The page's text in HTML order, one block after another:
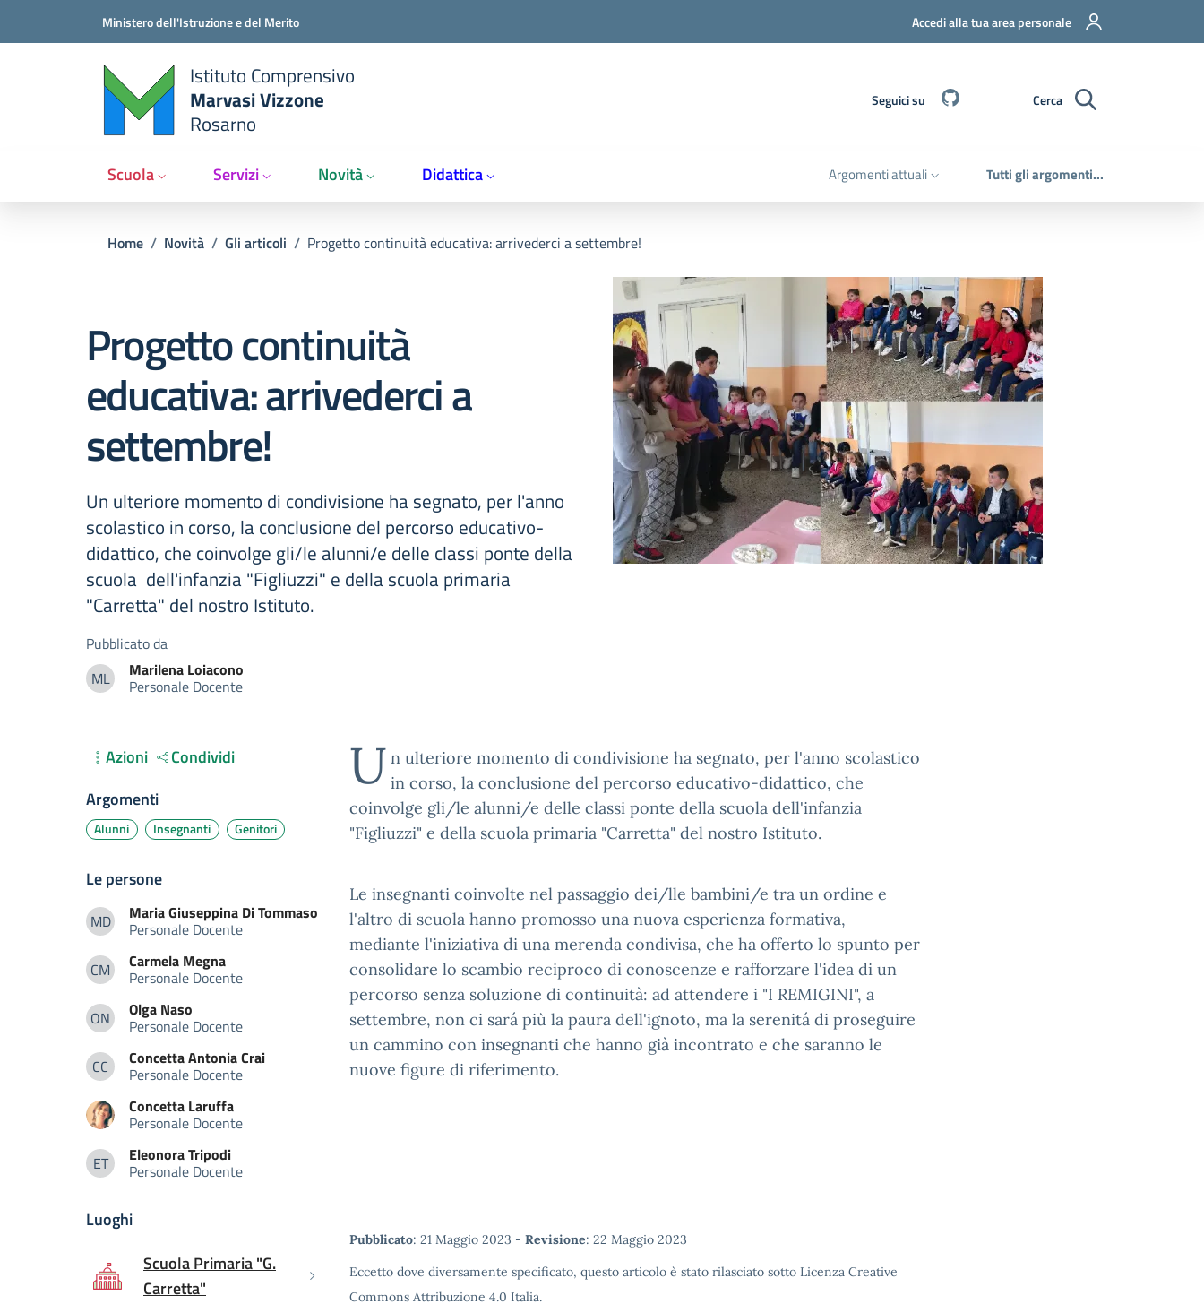
Ministero dell'Istruzione e del Merito Accedi alla tua area personale
Istituto Comprensivo
Marvasi Vizzone
Rosarno
Seguici su Cerca
Scuola Servizi Novità Didattica Argomenti attuali Tutti gli argomenti...
Briciole di pane
Home / Novità / Gli articoli / Progetto continuità educativa: arrivederci a settembre!
Progetto continuità
educativa: arrivederci a
settembre!
Un ulteriore momento di condivisione ha segnato, per l'anno
scolastico in corso, la conclusione del percorso educativo-
didattico, che coinvolge gli/le alunni/e delle classi ponte della
scuola dell'infanzia "Figliuzzi" e della scuola primaria
"Carretta" del nostro Istituto.
Pubblicato da
ML
Marilena Loiacono
Marilena Loiacono
Personale Docente
U n ulteriore momento di condivisione ha segnato, per l'anno scolastico
in corso, la conclusione del percorso educativo-didattico, che
coinvolge gli/le alunni/e delle classi ponte della scuola dell'infanzia
"Figliuzzi" e della scuola primaria "Carretta" del nostro Istituto.
Le insegnanti coinvolte nel passaggio dei/lle bambini/e tra un ordine e
l'altro di scuola hanno promosso una nuova esperienza formativa,
mediante l'iniziativa di una merenda condivisa, che ha offerto lo spunto per
consolidare lo scambio reciproco di conoscenze e rafforzare l'idea di un
percorso senza soluzione di continuità: ad attendere i "I REMIGINI", a
settembre, non ci sará più la paura dell'ignoto, ma la serenitá di proseguire
un cammino con insegnanti che hanno già incontrato e che saranno le
nuove figure di riferimento.
Metadata
Pubblicato: 21 Maggio 2023 - Revisione: 22 Maggio 2023
Eccetto dove diversamente specificato, questo articolo è stato rilasciato sotto Licenza Creative
Commons Attribuzione 4.0 Italia.
Azioni
Condividi
Argomenti
Alunni Insegnanti Genitori
Le persone
MD
Maria Giuseppina Di Tommaso
Maria Giuseppina Di Tommaso
Personale Docente
CMCarmela Megna
Carmela Megna
Personale Docente
ONOlga Naso
Olga Naso
Personale Docente
CCConcetta Antonia Crai
Concetta AntoniaCrai
Personale Docente
Concetta Laruffa
Personale Docente
ET
Eleonora Tripodi
EleonoraTripodi
Personale Docente
Luoghi
Scuola Primaria "G.
Carretta"